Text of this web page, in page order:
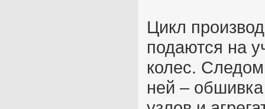
Цикл
подаются на
колес. Следом
ней – обшивка